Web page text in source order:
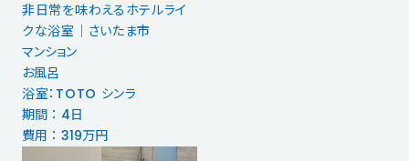
非日常を味わえるホテルライ
クな浴室｜さいたま市
マンション
お風呂
浴室：TOTO シンラ
期間 ： 4日
費用 ： 319万円